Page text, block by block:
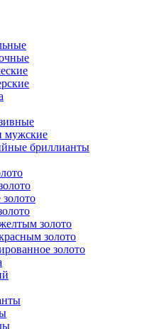
мужские
бриллианты
золото
золото
золото